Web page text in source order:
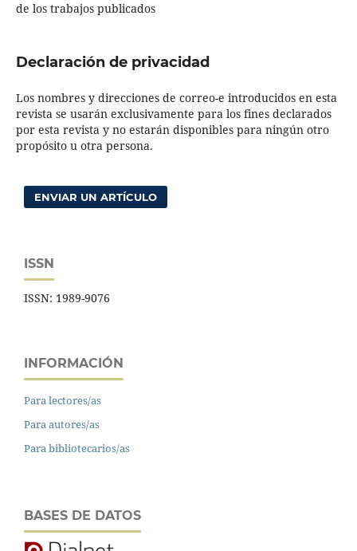
de los trabajos publicados
Declaración de privacidad
Los nombres y direcciones de correo-e introducidos en esta
revista se usarán exclusivamente para los fines declarados
por esta revista y no estarán disponibles para ningún otro
propósito u otra persona.
ENVIAR UN ARTÍCULO
ISSN
ISSN: 1989-9076
INFORMACIÓN
Para lectores/as
Para autores/as
Para bibliotecarios/as
BASES DE DATOS